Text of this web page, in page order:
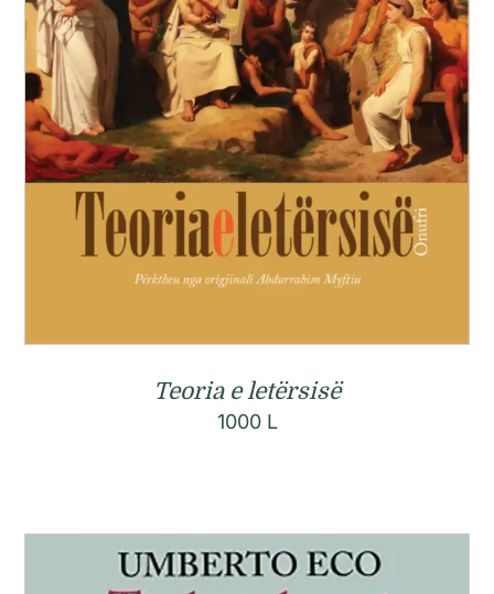
Teoria e letërsisë
1000 L